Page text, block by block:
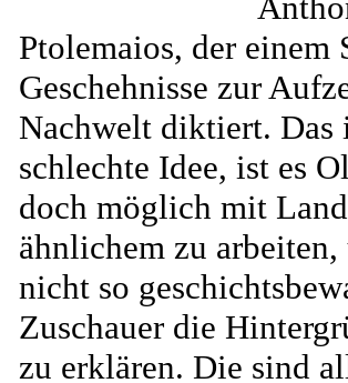
Ptolemaios, der einem
Geschehnisse zur
Nachwelt diktiert. Das
schlechte Idee, ist es
doch möglich mit
ähnlichem zu arbeiten,
nicht so
Zuschauer die
zu erklären. Die sind